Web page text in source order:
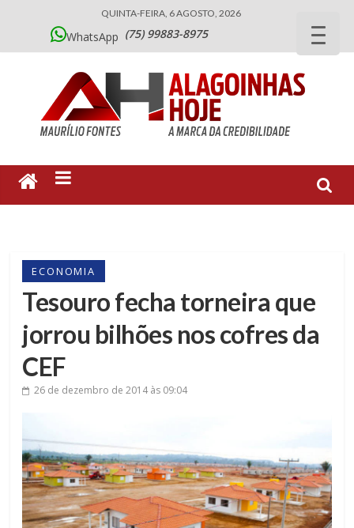
QUINTA-FEIRA, 6 AGOSTO, 2026
WhatsApp (75) 99883-8975
ECONOMIA
Tesouro fecha torneira que
jorrou bilhões nos cofres da
CEF
26 de dezembro de 2014às 09:04